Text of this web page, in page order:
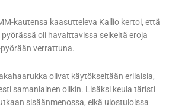
kautensa kaasutteleva Kallio kertoi, että
oli havaittavissa selkeitä eroja
verrattuna.
olivat käytökseltään erilaisia,
samanlainen olikin. Lisäksi keula täristi
sisäänmenossa, eikä ulostuloissa